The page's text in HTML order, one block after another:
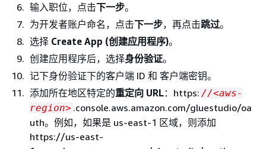
输入职位，点击下一步。
为开发者账户命名，点击下一步，再点击跳过。
选择 Create App (创建应用程序)。
创建应用程序后，选择身份验证。
记下身份验证下的客户端 ID 和 客户端密钥。
添加所在地区特定的重定向 URL：https: //<aws-
region> .console.aws.amazon.com/gluestudio/oa
uth。例如，如果是 us-east-1 区域，则添加
https://us-east-